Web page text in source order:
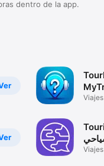
dentro de la app.
Viajes